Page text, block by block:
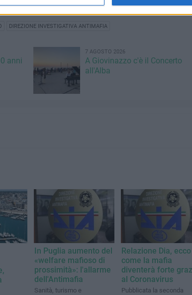
DIREZIONE INVESTIGATIVA ANTIMAFIA
anni
7 AGOSTO 2026
A Giovinazzo c'è il Concerto
all'Alba
In Puglia aumento del
«welfare mafioso di
prossimità»: l'allarme
dell'Antimafia
Sanità, turismo e
Relazione Dia, ecco
come la mafia
diventerà forte
al Coronavirus
Pubblicata la seconda